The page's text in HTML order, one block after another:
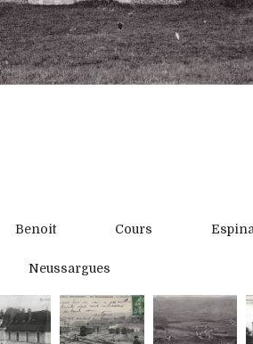
Benoit Cours
Neussargues